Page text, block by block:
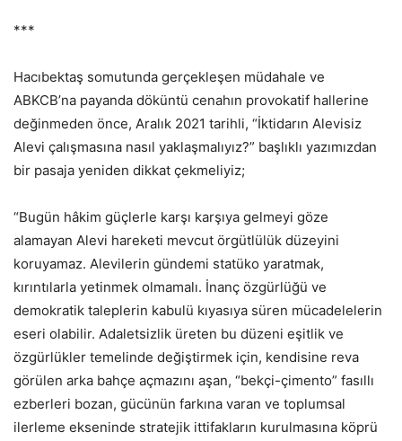
***
Hacıbektaş somutunda gerçekleşen müdahale ve
ABKCB’na payanda döküntü cenahın provokatif hallerine
değinmeden önce, Aralık 2021 tarihli, “İktidarın Alevisiz
Alevi çalışmasına nasıl yaklaşmalıyız?” başlıklı yazımızdan
bir pasaja yeniden dikkat çekmeliyiz;
“Bugün hâkim güçlerle karşı karşıya gelmeyi göze
alamayan Alevi hareketi mevcut örgütlülük düzeyini
koruyamaz. Alevilerin gündemi statüko yaratmak,
kırıntılarla yetinmek olmamalı. İnanç özgürlüğü ve
demokratik taleplerin kabulü kıyasıya süren mücadelelerin
eseri olabilir. Adaletsizlik üreten bu düzeni eşitlik ve
özgürlükler temelinde değiştirmek için, kendisine reva
görülen arka bahçe açmazını aşan, “bekçi-çimento” fasıllı
ezberleri bozan, gücünün farkına varan ve toplumsal
ilerleme ekseninde stratejik ittifakların kurulmasına köprü